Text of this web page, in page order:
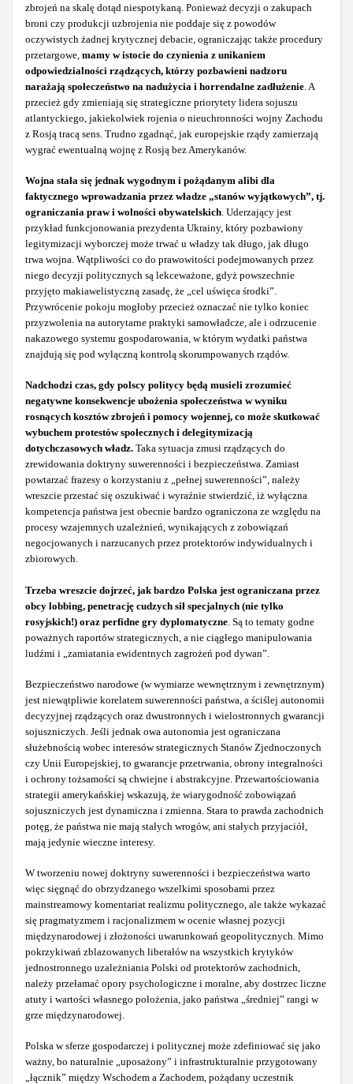
zbrojeń na skalę dotąd niespotykaną. Ponieważ decyzji o zakupach
broni czy produkcji uzbrojenia nie poddaje się z powodów
oczywistych żadnej krytycznej debacie, ograniczając także procedury
przetargowe, mamy w istocie do czynienia z unikaniem
odpowiedzialności rządzących, którzy pozbawieni nadzoru
narażają społeczeństwo na nadużycia i horrendalne zadłużenie . A
przecież gdy zmieniają się strategiczne priorytety lidera sojuszu
atlantyckiego, jakiekolwiek rojenia o nieuchronności wojny Zachodu
z Rosją tracą sens. Trudno zgadnąć, jak europejskie rządy zamierzają
wygrać ewentualną wojnę z Rosją bez Amerykanów.
Wojna stała się jednak wygodnym i pożądanym alibi dla
faktycznego wprowadzania przez władze „stanów wyjątkowych”, tj.
ograniczania praw i wolności obywatelskich . Uderzający jest
przykład funkcjonowania prezydenta Ukrainy, który pozbawiony
legitymizacji wyborczej może trwać u władzy tak długo, jak długo
trwa wojna. Wątpliwości co do prawowitości podejmowanych przez
niego decyzji politycznych są lekceważone, gdyż powszechnie
przyjęto makiawelistyczną zasadę, że „cel uświęca środki”.
Przywrócenie pokoju mogłoby przecież oznaczać nie tylko koniec
przyzwolenia na autorytarne praktyki samowładcze, ale i odrzucenie
nakazowego systemu gospodarowania, w którym wydatki państwa
znajdują się pod wyłączną kontrolą skorumpowanych rządów.
Nadchodzi czas, gdy polscy politycy będą musieli zrozumieć
negatywne konsekwencje ubożenia społeczeństwa w wyniku
rosnących kosztów zbrojeń i pomocy wojennej, co może skutkować
wybuchem protestów społecznych i delegitymizacją
dotychczasowych władz. Taka sytuacja zmusi rządzących do
zrewidowania doktryny suwerenności i bezpieczeństwa. Zamiast
powtarzać frazesy o korzystaniu z „pełnej suwerenności”, należy
wreszcie przestać się oszukiwać i wyraźnie stwierdzić, iż wyłączna
kompetencja państwa jest obecnie bardzo ograniczona ze względu na
procesy wzajemnych uzależnień, wynikających z zobowiązań
negocjowanych i narzucanych przez protektorów indywidualnych i
zbiorowych.
Trzeba wreszcie dojrzeć, jak bardzo Polska jest ograniczana przez
obcy lobbing, penetrację cudzych sił specjalnych (nie tylko
rosyjskich!) oraz perfidne gry dyplomatyczne . Są to tematy godne
poważnych raportów strategicznych, a nie ciągłego manipulowania
ludźmi i „zamiatania ewidentnych zagrożeń pod dywan”.
Bezpieczeństwo narodowe (w wymiarze wewnętrznym i zewnętrznym)
jest niewątpliwie korelatem suwerenności państwa, a ściślej autonomii
decyzyjnej rządzących oraz dwustronnych i wielostronnych gwarancji
sojuszniczych. Jeśli jednak owa autonomia jest ograniczana
służebnością wobec interesów strategicznych Stanów Zjednoczonych
czy Unii Europejskiej, to gwarancje przetrwania, obrony integralności
i ochrony tożsamości są chwiejne i abstrakcyjne. Przewartościowania
strategii amerykańskiej wskazują, że wiarygodność zobowiązań
sojuszniczych jest dynamiczna i zmienna. Stara to prawda zachodnich
potęg, że państwa nie mają stałych wrogów, ani stałych przyjaciół,
mają jedynie wieczne interesy.
W tworzeniu nowej doktryny suwerenności i bezpieczeństwa warto
więc sięgnąć do obrzydzanego wszelkimi sposobami przez
mainstreamowy komentariat realizmu politycznego, ale także wykazać
się pragmatyzmem i racjonalizmem w ocenie własnej pozycji
międzynarodowej i złożoności uwarunkowań geopolitycznych. Mimo
pokrzykiwań zblazowanych liberałów na wszystkich krytyków
jednostronnego uzależniania Polski od protektorów zachodnich,
należy przełamać opory psychologiczne i moralne, aby dostrzec liczne
atuty i wartości własnego położenia, jako państwa „średniej” rangi w
grze międzynarodowej.
Polska w sferze gospodarczej i politycznej może zdefiniować się jako
ważny, bo naturalnie „uposażony” i infrastrukturalnie przygotowany
„łącznik” między Wschodem a Zachodem, pożądany uczestnik